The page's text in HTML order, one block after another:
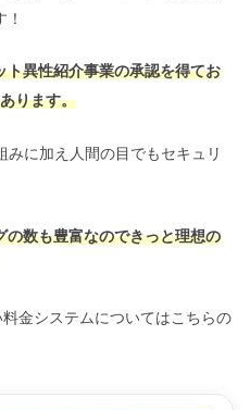
ト異性紹介事業の承認を得てお
ります。
に加え人間の目でもセキュリ
数も豊富なのできっと理想の
金システムについてはこちらの